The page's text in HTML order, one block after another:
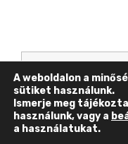
Keresés
A weboldalon a
sütiket használunk.
Ismerje meg
használunk, vagy a
a használatukat.